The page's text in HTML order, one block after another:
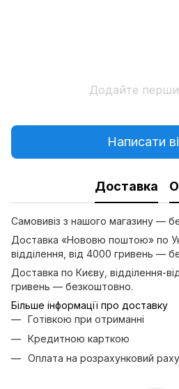
Додайте
Написати
Доставка
Самовивіз з нашого магазину —
Доставка «Нововю поштою» по
відділення, від 4000 гривень —
Доставка по Києву, відділення-
гривень — безкоштовно.
Більше інформації про доставку
Готівкою при отриманні
Кредитною карткою
Оплата на розрахунковий